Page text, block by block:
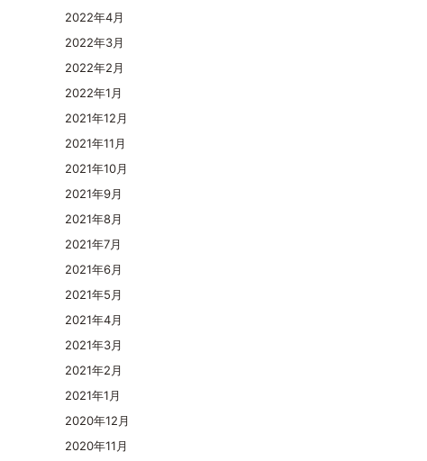
2022年4月
2022年3月
2022年2月
2022年1月
2021年12月
2021年11月
2021年10月
2021年9月
2021年8月
2021年7月
2021年6月
2021年5月
2021年4月
2021年3月
2021年2月
2021年1月
2020年12月
2020年11月